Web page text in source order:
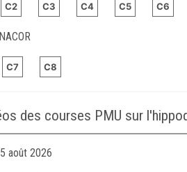
C2 C3 C4 C5 C6
C7 C8
des courses PMU sur
août 2026